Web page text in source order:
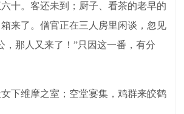
十。客还未到；厨子、看茶的老早的
来了。僧官正在三人房里闲谈，忽见
，那人又来了！”只因这一番，有分
维摩之室；空堂宴集，鸡群来皎鹤